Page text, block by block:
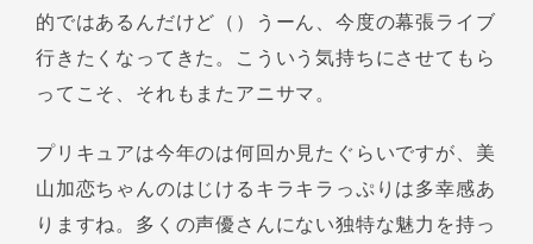
的ではあるんだけど（）うーん、今度の幕張ライブ
行きたくなってきた。こういう気持ちにさせてもら
ってこそ、それもまたアニサマ。
プリキュアは今年のは何回か見たぐらいですが、美
山加恋ちゃんのはじけるキラキラっぷりは多幸感あ
りますね。多くの声優さんにない独特な魅力を持っ